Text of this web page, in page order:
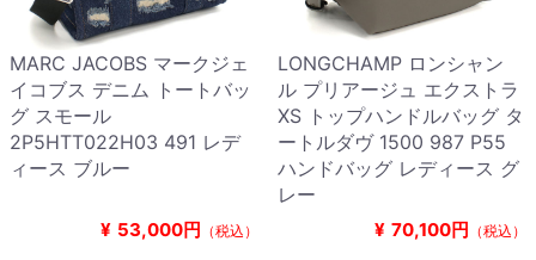
MARC JACOBS マークジェ
イコブス デニム トートバッ
グ スモール
2P5HTT022H03 491 レデ
ィース ブルー
¥ 53,000円 （税込）
LONGCHAMP ロンシャン
ル プリアージュ エクストラ
XS トップハンドルバッグ タ
ートルダヴ 1500 987 P55
ハンドバッグ レディース グ
レー
¥ 70,100円 （税込）